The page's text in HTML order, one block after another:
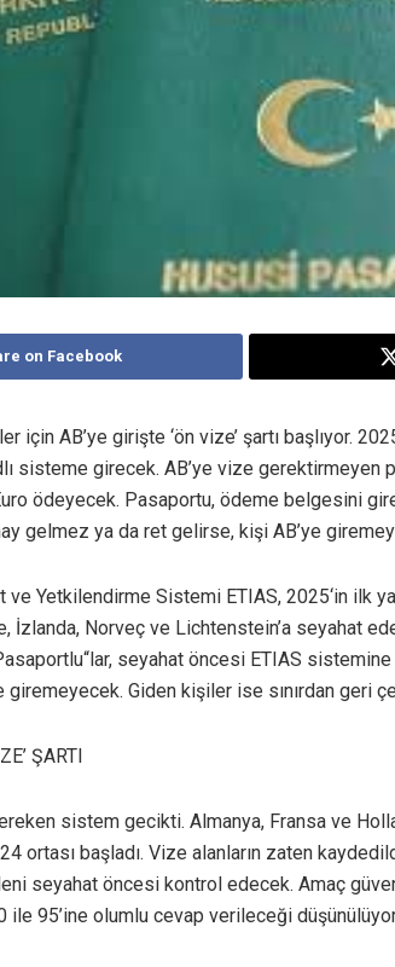
on Facebook
için AB’ye girişte ‘ön vize’ şartı başlıyor.
sisteme girecek. AB’ye vize gerektirmeyen
ödeyecek. Pasaportu, ödeme belgesini
gelmez ya da ret gelirse, kişi AB’ye
Yetkilendirme Sistemi ETIAS, 2025‘in ilk
İzlanda, Norveç ve Lichtenstein’a seyahat
seyahat öncesi ETIAS
giremeyecek. Giden kişiler ise sınırdan geri
ŞARTI
sistem gecikti. Almanya, Fransa ve
ortası başladı. Vize alanların zaten
seyahat öncesi kontrol edecek. Amaç
ile 95’ine olumlu cevap verileceği